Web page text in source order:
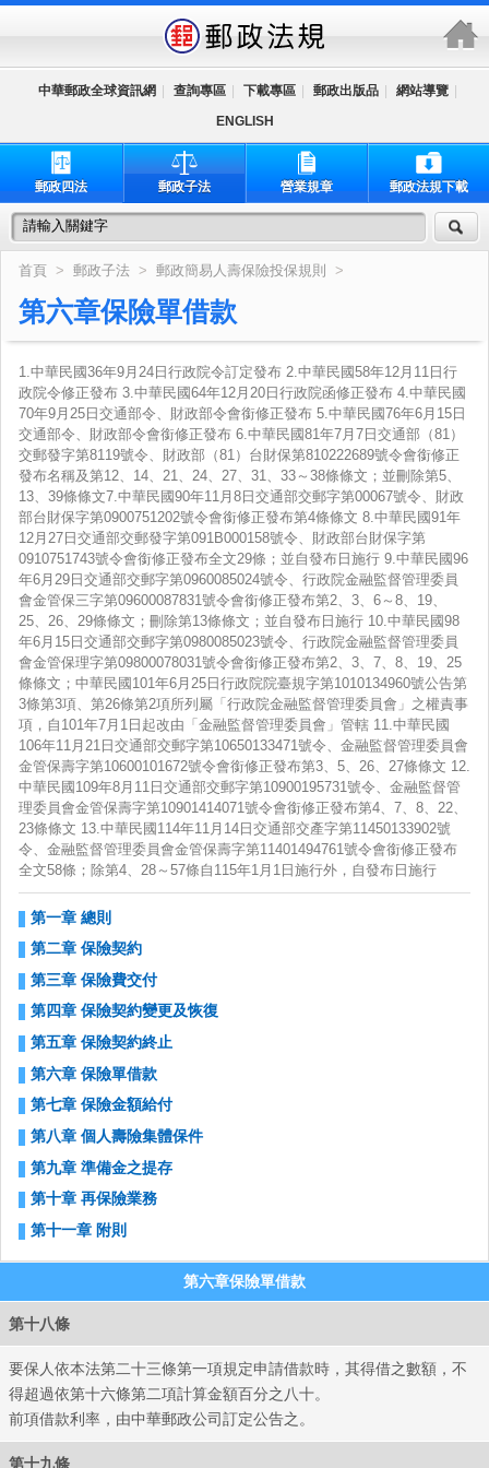
中華
中華郵政全球資訊網 查詢專區 下載專區 郵政出版品 網站導覽
ENGLISH
郵政四法 郵政子法 營業規章 郵政法規下載
首頁 > 郵政子法 > 郵政簡易人壽保險投保規則 >
第六章保險單借款
1.中華民國36年9月24日行政院令訂定發布 2.中華民國58年12月11日行
政院令修正發布 3.中華民國64年12月20日行政院函修正發布 4.中華民國
70年9月25日交通部令、財政部令會銜修正發布 5.中華民國76年6月15日
交通部令、財政部令會銜修正發布 6.中華民國81年7月7日交通部（81）
交郵發字第8119號令、財政部（81）台財保第810222689號令會銜修正
發布名稱及第12、14、21、24、27、31、33～38條條文；並刪除第5、
13、39條條文7.中華民國90年11月8日交通部交郵字第00067號令、財政
部台財保字第0900751202號令會銜修正發布第4條條文 8.中華民國91年
12月27日交通部交郵發字第091B000158號令、財政部台財保字第
0910751743號令會銜修正發布全文29條；並自發布日施行 9.中華民國96
年6月29日交通部交郵字第0960085024號令、行政院金融監督管理委員
會金管保三字第09600087831號令會銜修正發布第2、3、6～8、19、
25、26、29條條文；刪除第13條條文；並自發布日施行 10.中華民國98
年6月15日交通部交郵字第0980085023號令、行政院金融監督管理委員
會金管保理字第09800078031號令會銜修正發布第2、3、7、8、19、25
條條文；中華民國101年6月25日行政院院臺規字第1010134960號公告第
3條第3項、第26條第2項所列屬「行政院金融監督管理委員會」之權責事
項，自101年7月1日起改由「金融監督管理委員會」管轄 11.中華民國
106年11月21日交通部交郵字第10650133471號令、金融監督管理委員會
金管保壽字第10600101672號令會銜修正發布第3、5、26、27條條文 12.
中華民國109年8月11日交通部交郵字第10900195731號令、金融監督管
理委員會金管保壽字第10901414071號令會銜修正發布第4、7、8、22、
23條條文 13.中華民國114年11月14日交通部交產字第11450133902號
令、金融監督管理委員會金管保壽字第11401494761號令會銜修正發布
全文58條；除第4、28～57條自115年1月1日施行外，自發布日施行
第一章 總則
第二章 保險契約
第三章 保險費交付
第四章 保險契約變更及恢復
第五章 保險契約終止
第六章 保險單借款
第七章 保險金額給付
第八章 個人壽險集體保件
第九章 準備金之提存
第十章 再保險業務
第十一章 附則
第六章保險單借款
第十八條
要保人依本法第二十三條第一項規定申請借款時，其得借之數額，不
得超過依第十六條第二項計算金額百分之八十。
前項借款利率，由中華郵政公司訂定公告之。
第十九條